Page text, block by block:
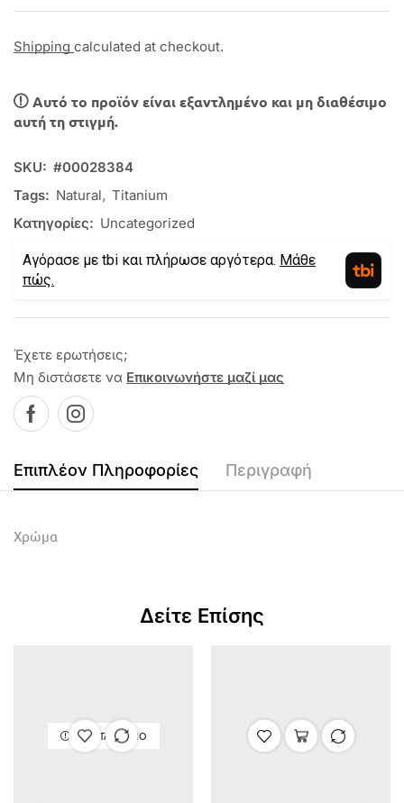
Shipping calculated at checkout.
Αυτό το προϊόν είναι εξαντλημένο και μη διαθέσιμο
αυτή τη στιγμή.
SKU: #00028384
Tags: Natural, Titanium
Κατηγορίες: Uncategorized
Αγόρασε με tbi και πλήρωσε αργότερα. Μάθε
πώς.
Έχετε ερωτήσεις;
Μη διστάσετε να Επικοινωνήστε μαζί μας
Επιπλέον Πληροφορίες Περιγραφή
Χρώμα
Δείτε Επίσης
ΕΞΑΝΤΛΗΜΈΝΟ